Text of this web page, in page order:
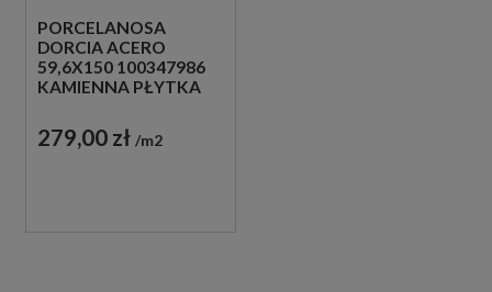
PORCELANOSA
DORCIA ACERO
59,6X150 100347986
KAMIENNA PŁYTKA
279,00 zł m2